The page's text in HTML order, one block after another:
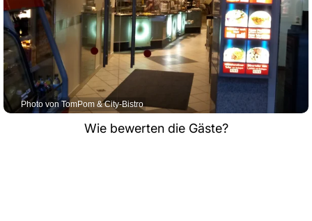
Photo von TomPom & City-Bistro
Wie bewerten die Gäste?